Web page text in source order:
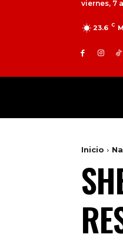
viernes, 7
23.6 C
Inicio